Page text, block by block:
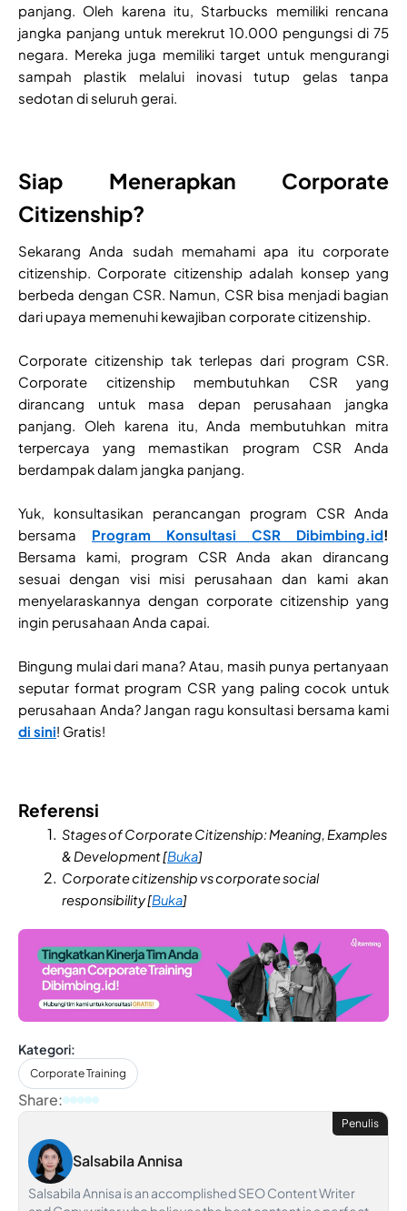
panjang. Oleh karena itu, Starbucks memiliki rencana
jangka panjang untuk merekrut 10.000 pengungsi di 75
negara. Mereka juga memiliki target untuk mengurangi
sampah plastik melalui inovasi tutup gelas tanpa
sedotan di seluruh gerai.
Siap Menerapkan Corporate
Citizenship?
Sekarang Anda sudah memahami apa itu corporate
citizenship. Corporate citizenship adalah konsep yang
berbeda dengan CSR. Namun, CSR bisa menjadi bagian
dari upaya memenuhi kewajiban corporate citizenship.
Corporate citizenship tak terlepas dari program CSR.
Corporate citizenship membutuhkan CSR yang
dirancang untuk masa depan perusahaan jangka
panjang. Oleh karena itu, Anda membutuhkan mitra
terpercaya yang memastikan program CSR Anda
berdampak dalam jangka panjang.
Yuk, konsultasikan perancangan program CSR Anda
bersama Program Konsultasi CSR Dibimbing.id!
Bersama kami, program CSR Anda akan dirancang
sesuai dengan visi misi perusahaan dan kami akan
menyelaraskannya dengan corporate citizenship yang
ingin perusahaan Anda capai.
Bingung mulai dari mana? Atau, masih punya pertanyaan
seputar format program CSR yang paling cocok untuk
perusahaan Anda? Jangan ragu konsultasi bersama kami
di sini! Gratis!
Referensi
Stages of Corporate Citizenship: Meaning, Examples
& Development [Buka]
Corporate citizenship vs corporate social
responsibility [Buka]
Kategori:
Corporate Training
Share:
Penulis
Salsabila Annisa
Salsabila Annisa is an accomplished SEO Content Writer